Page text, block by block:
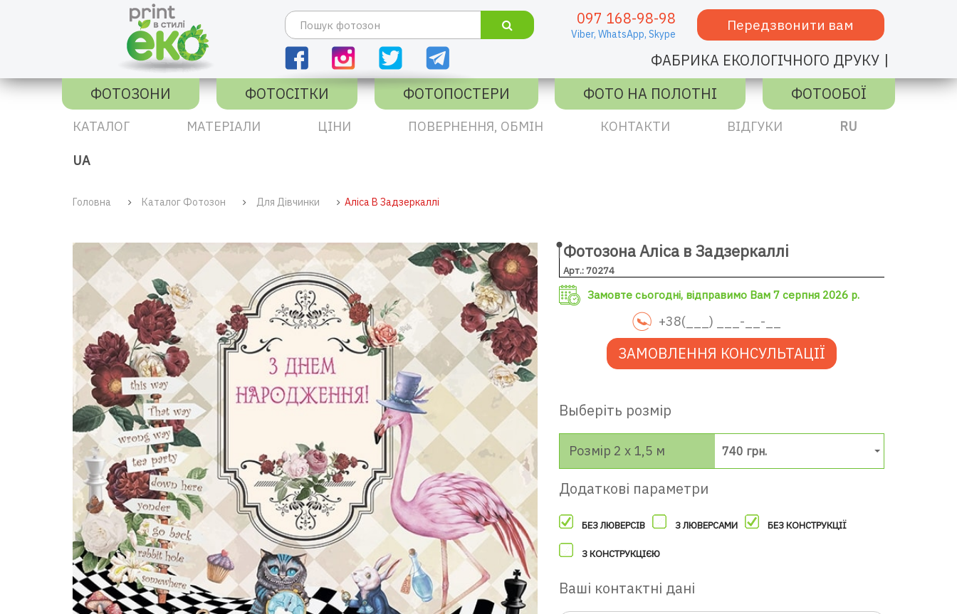
097 168-98-98
Viber, WhatsApp, Skype
Передзвонити вам
ФАБРИКА ЕКОЛОГІЧНОГО ДРУКУ |
ФОТОЗОНИ
ФОТОСІТКИ ФОТОПОСТЕРИ ФОТО НА ПОЛОТНІ ФОТООБОЇ
КАТАЛОГ МАТЕРІАЛИ ЦІНИ ПОВЕРНЕННЯ, ОБМІН КОНТАКТИ ВІДГУКИ RU
UA
Головна Каталог Фотозон Для Дівчинки Аліса В Задзеркаллі
Фотозона Аліса в Задзеркаллі
Арт.: 70274
Замовте сьогодні, відправимо Вам 7 серпня 2026 р.
ЗАМОВЛЕННЯ КОНСУЛЬТАЦІЇ
Выберіть розмір
Розмір 2 х 1,5 м 740 грн.
Додаткові параметри
БЕЗ ЛЮВЕРСІВ З ЛЮВЕРСАМИ БЕЗ КОНСТРУКЦІЇ
З КОНСТРУКЦІЄЮ
Ваші контактні дані